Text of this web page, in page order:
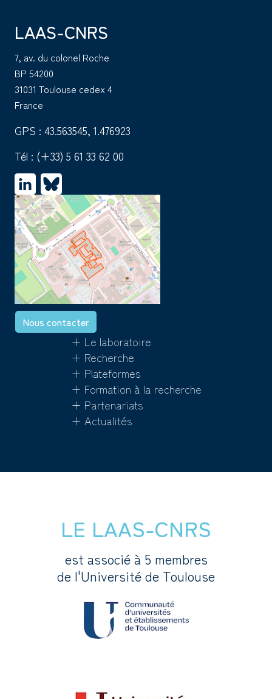
LAAS-CNRS
7, av. du colonel Roche
BP 54200
31031 Toulouse cedex 4
France
GPS : 43.563545, 1.476923
Tél : (+33) 5 61 33 62 00
Nous contacter
+ Le laboratoire
+ Recherche
+ Plateformes
+ Formation à la recherche
+ Partenariats
+ Actualités
LE LAAS-CNRS
est associé à 5 membres
de l'Université de Toulouse